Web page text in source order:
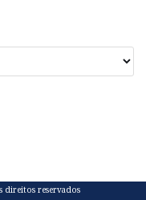
direitos reservados